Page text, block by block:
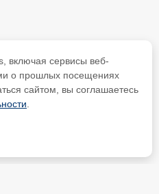
включая сервисы веб-
о прошлых посещениях
сайтом, вы соглашаетесь